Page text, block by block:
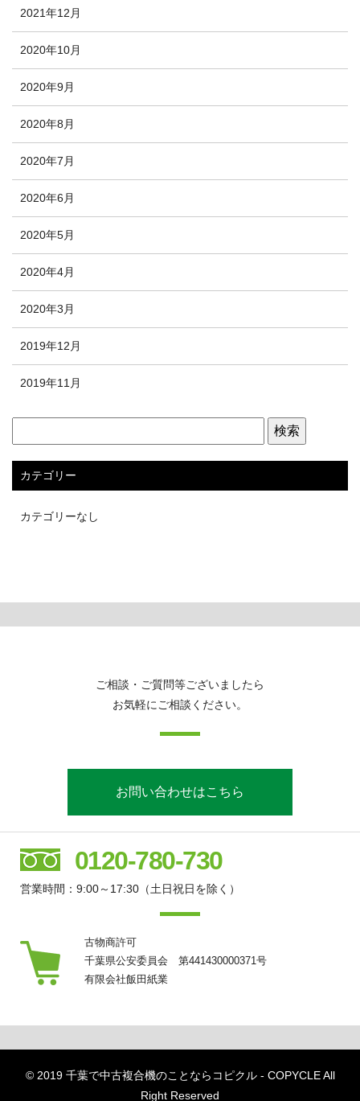
2021年12月
2020年10月
2020年9月
2020年8月
2020年7月
2020年6月
2020年5月
2020年4月
2020年3月
2019年12月
2019年11月
カテゴリー
カテゴリーなし
ご相談・ご質問等ございましたら
お気軽にご相談ください。
お問い合わせはこちら
0120-780-730
営業時間：9:00～17:30（土日祝日を除く）
古物商許可
千葉県公安委員会 第441430000371号
有限会社飯田紙業
© 2019 千葉で中古複合機のことならコピクル - COPYCLEAll
Right Reserved